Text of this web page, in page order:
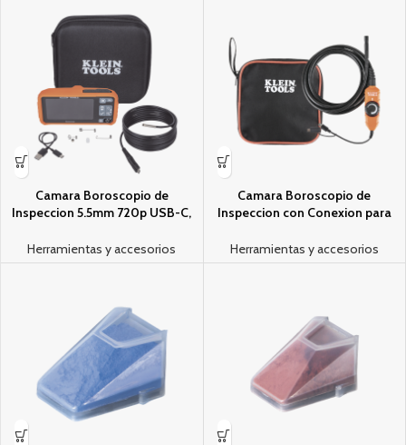
Camara Boroscopio de
Inspeccion 5.5mm 720p USB-C,
Nylon de 10′ (3m) con Iman,
Espejo, 6 LEDÂ´s. Bateri­a Io-Li
Herramientas y accesorios
Camara Boroscopio de
Inspeccion con Conexion para
de Cisne Blindado de 10′ (3 m) y 6
Luces LED
Herramientas y accesorios